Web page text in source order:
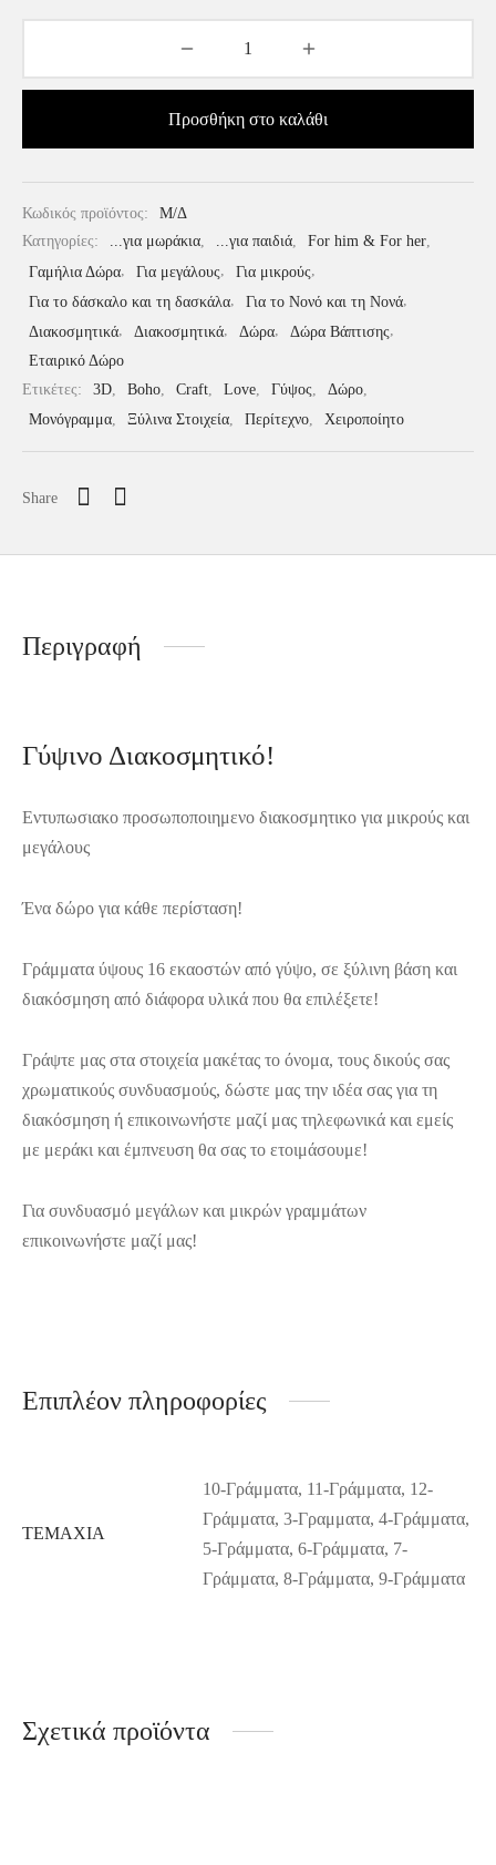
Προσθήκη στο καλάθι
Κωδικός προϊόντος:
Μ/Δ
Κατηγορίες:
...για μωράκια, ...για παιδιά, For him & For her,
Γαμήλια Δώρα, Για μεγάλους, Για μικρούς,
Για το δάσκαλο και τη δασκάλα, Για το Νονό και τη Νονά,
Διακοσμητικά, Διακοσμητικά, Δώρα, Δώρα Βάπτισης,
Εταιρικό Δώρο
Ετικέτες:
3D, Boho, Craft, Love, Γύψος, Δώρο,
Μονόγραμμα, Ξύλινα Στοιχεία, Περίτεχνο, Χειροποίητο
Share
Περιγραφή
Γύψινο Διακοσμητικό!
Εντυπωσιακο προσωποποιημενο διακοσμητικο για μικρούς και
μεγάλους
Ένα δώρο για κάθε περίσταση!
Γράμματα ύψους 16 εκαοστών από γύψο, σε ξύλινη βάση και
διακόσμηση από διάφορα υλικά που θα επιλέξετε!
Γράψτε μας στα στοιχεία μακέτας το όνομα, τους δικούς σας
χρωματικούς συνδυασμούς, δώστε μας την ιδέα σας για τη
διακόσμηση ή επικοινωνήστε μαζί μας τηλεφωνικά και εμείς
με μεράκι και έμπνευση θα σας το ετοιμάσουμε!
Για συνδυασμό μεγάλων και μικρών γραμμάτων
επικοινωνήστε μαζί μας!
Επιπλέον πληροφορίες
ΤΕΜΆΧΙΑ
10-Γράμματα, 11-Γράμματα, 12-
Γράμματα, 3-Γραμματα, 4-Γράμματα,
5-Γράμματα, 6-Γράμματα, 7-
Γράμματα, 8-Γράμματα, 9-Γράμματα
Σχετικά προϊόντα